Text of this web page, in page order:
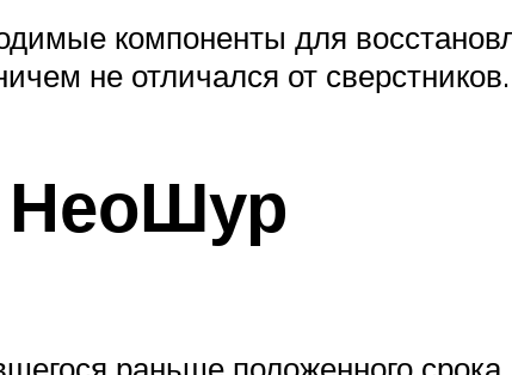
компоненты для
не отличался от сверстников.